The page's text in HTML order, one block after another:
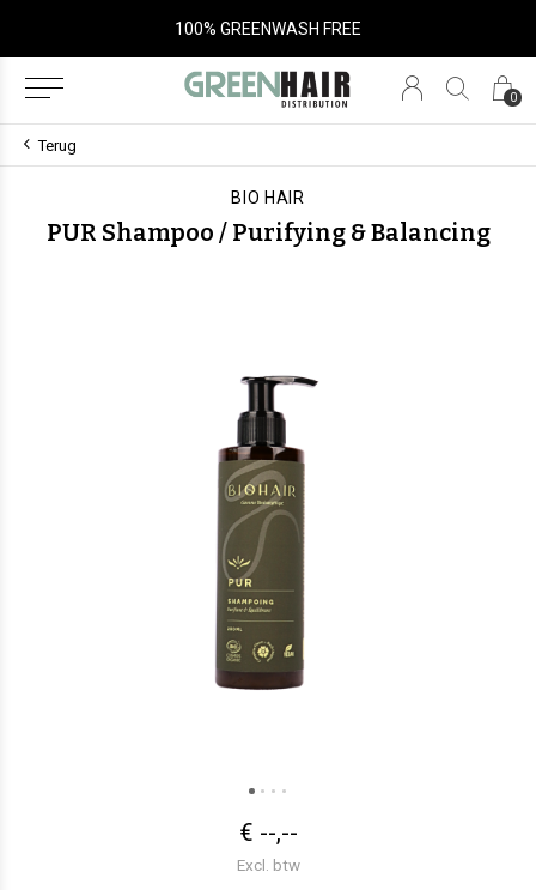
0
SALON ONLY
Terug
BIO HAIR
PUR Shampoo / Purifying & Balancing
€ --,--
Excl. btw